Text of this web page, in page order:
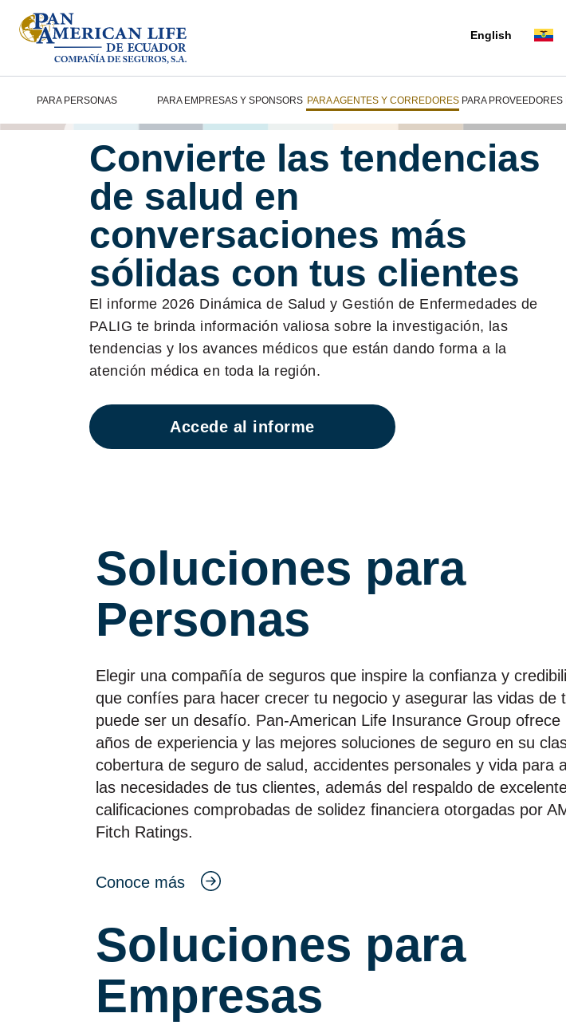
English
PARA PERSONAS PARA EMPRESAS Y SPONSORS PARA AGENTES Y CORREDORES PARA
Convierte las tendencias
de salud en
conversaciones más
sólidas con tus clientes
El informe 2026 Dinámica de Salud y Gestión de Enfermedades de
PALIG te brinda información valiosa sobre la investigación, las
tendencias y los avances médicos que están dando forma a la
atención médica en toda la región.
Accede al informe
Soluciones para
Personas
Elegir una compañía de seguros que inspire la confianza y
que confíes para hacer crecer tu negocio y asegurar las vidas de
puede ser un desafío. Pan‑American Life Insurance Group ofrece
años de experiencia y las mejores soluciones de seguro en su
cobertura de seguro de salud, accidentes personales y vida para
las necesidades de tus clientes, además del respaldo de
calificaciones comprobadas de solidez financiera otorgadas por
Fitch Ratings.
Conoce más
Soluciones para
Empresas